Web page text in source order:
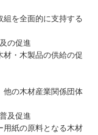
を全面的に支持する
の促進
・木製品の供給の促
の木材産業関係団体
及促進
用紙の原料となる木材